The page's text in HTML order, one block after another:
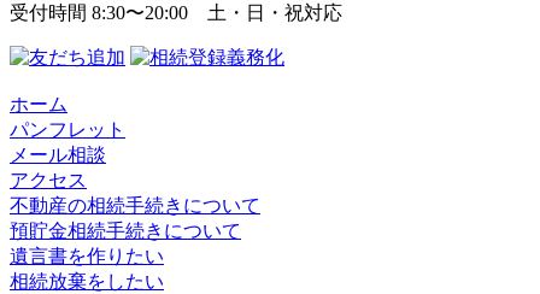
受付時間 8:30〜20:00 土・日・祝対応
ホーム
パンフレット
メール相談
アクセス
不動産の相続手続きについて
預貯金相続手続きについて
遺言書を作りたい
相続放棄をしたい